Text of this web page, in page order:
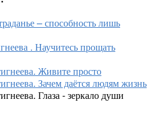
– способность лишь
. Научитесь прощать
Живите просто
Зачем даётся людям жизнь
Глаза - зеркало души